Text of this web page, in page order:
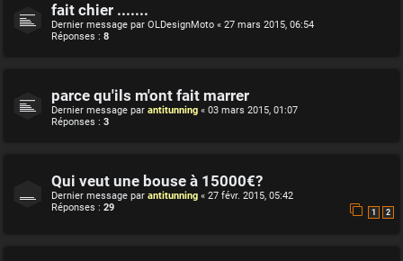
fait chier .......
Dernier message par OLDesignMoto « 27 mars 2015, 06:54
Réponses : 8
parce qu'ils m'ont fait marrer
Dernier message par antitunning « 03 mars 2015, 01:07
Réponses : 3
Qui veut une bouse à 15000€?
Dernier message par antitunning « 27 févr. 2015, 05:42
Réponses : 29 1 2